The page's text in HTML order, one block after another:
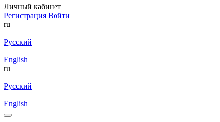
Личный кабинет
Регистрация Войти
ru
Русский
English
ru
Русский
English